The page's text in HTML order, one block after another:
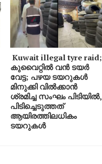
Kuwait illegal tyre raid;
കുവൈറ്റിൽ വൻ ടയർ
വേട്ട; പഴയ ടയറുകൾ
മിനുക്കി വിൽക്കാൻ
ശ്രമിച്ച സംഘം പിടിയിൽ,
പിടിച്ചെടുത്തത്
ആയിരത്തിലധികം
ടയറുകൾ